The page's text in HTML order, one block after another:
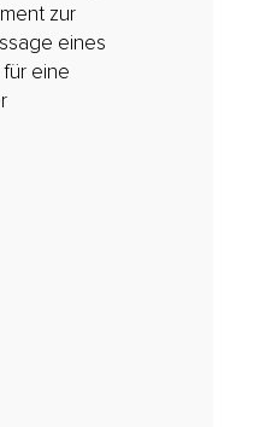
zur
eines
eine